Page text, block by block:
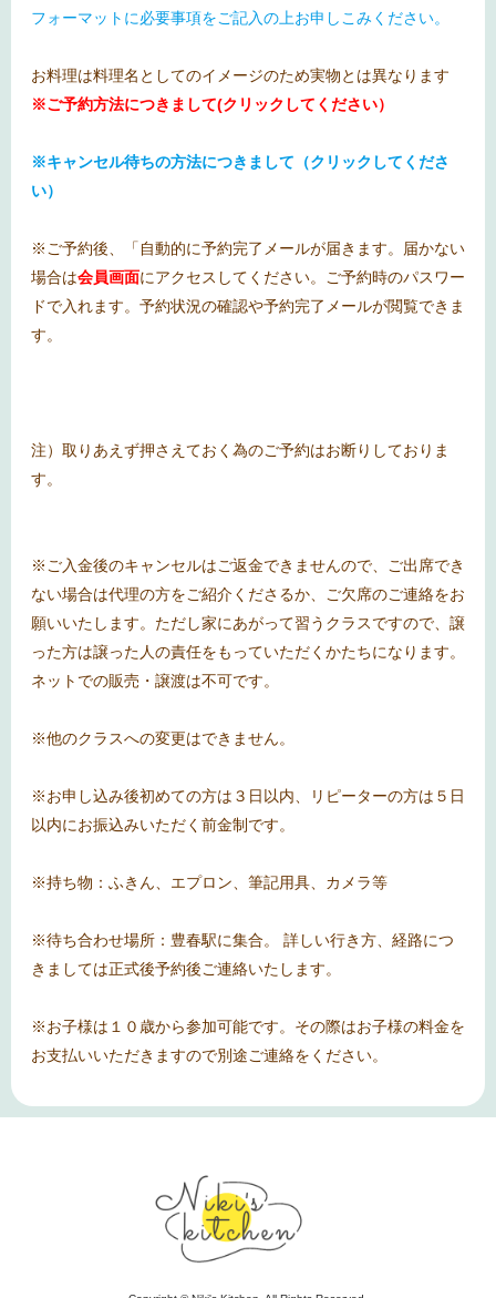
フォーマットに必要事項をご記入の上お申しこみください。
お料理は料理名としてのイメージのため実物とは異なります
※ご予約方法につきまして(クリックしてください）
※キャンセル待ちの方法につきまして（クリックしてくださ
い）
※ご予約後、「自動的に予約完了メールが届きます。届かない
場合は会員画面にアクセスしてください。ご予約時のパスワー
ドで入れます。予約状況の確認や予約完了メールが閲覧できま
す。
注）取りあえず押さえておく為のご予約はお断りしておりま
す。
※ご入金後のキャンセルはご返金できませんので、ご出席でき
ない場合は代理の方をご紹介くださるか、ご欠席のご連絡をお
願いいたします。ただし家にあがって習うクラスですので、譲
った方は譲った人の責任をもっていただくかたちになります。
ネットでの販売・譲渡は不可です。
※他のクラスへの変更はできません。
※お申し込み後初めての方は３日以内、リピーターの方は５日
以内にお振込みいただく前金制です。
※持ち物：ふきん、エプロン、筆記用具、カメラ等
※待ち合わせ場所：豊春駅に集合。 詳しい行き方、経路につ
きましては正式後予約後ご連絡いたします。
※お子様は１０歳から参加可能です。その際はお子様の料金を
お支払いいただきますので別途ご連絡をください。